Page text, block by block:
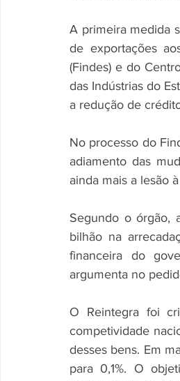
A primeira medida
de exportações
(Findes) e do
das Indústrias do
a redução de
No processo do
adiamento das
ainda mais a lesão
Segundo o órgão,
bilhão na
financeira do
argumenta no
O Reintegra foi
competividade
desses bens. Em
para 0,1%. O